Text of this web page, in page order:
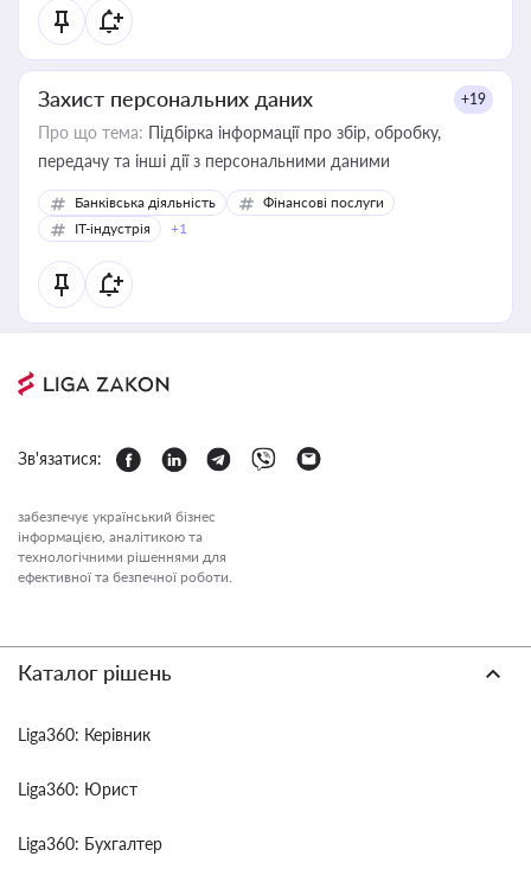
Захист персональних даних +19
Про що тема: Підбірка інформації про збір, обробку,
передачу та інші дії з персональними даними
Банківська діяльність
Фінансові послуги
IT-індустрія
+1
Зв'язатися:
забезпечує український бізнес
інформацією, аналітикою та
технологічними рішеннями для
ефективної та безпечної роботи.
Каталог рішень
Liga360: Керівник
Liga360: Юрист
Liga360: Бухгалтер